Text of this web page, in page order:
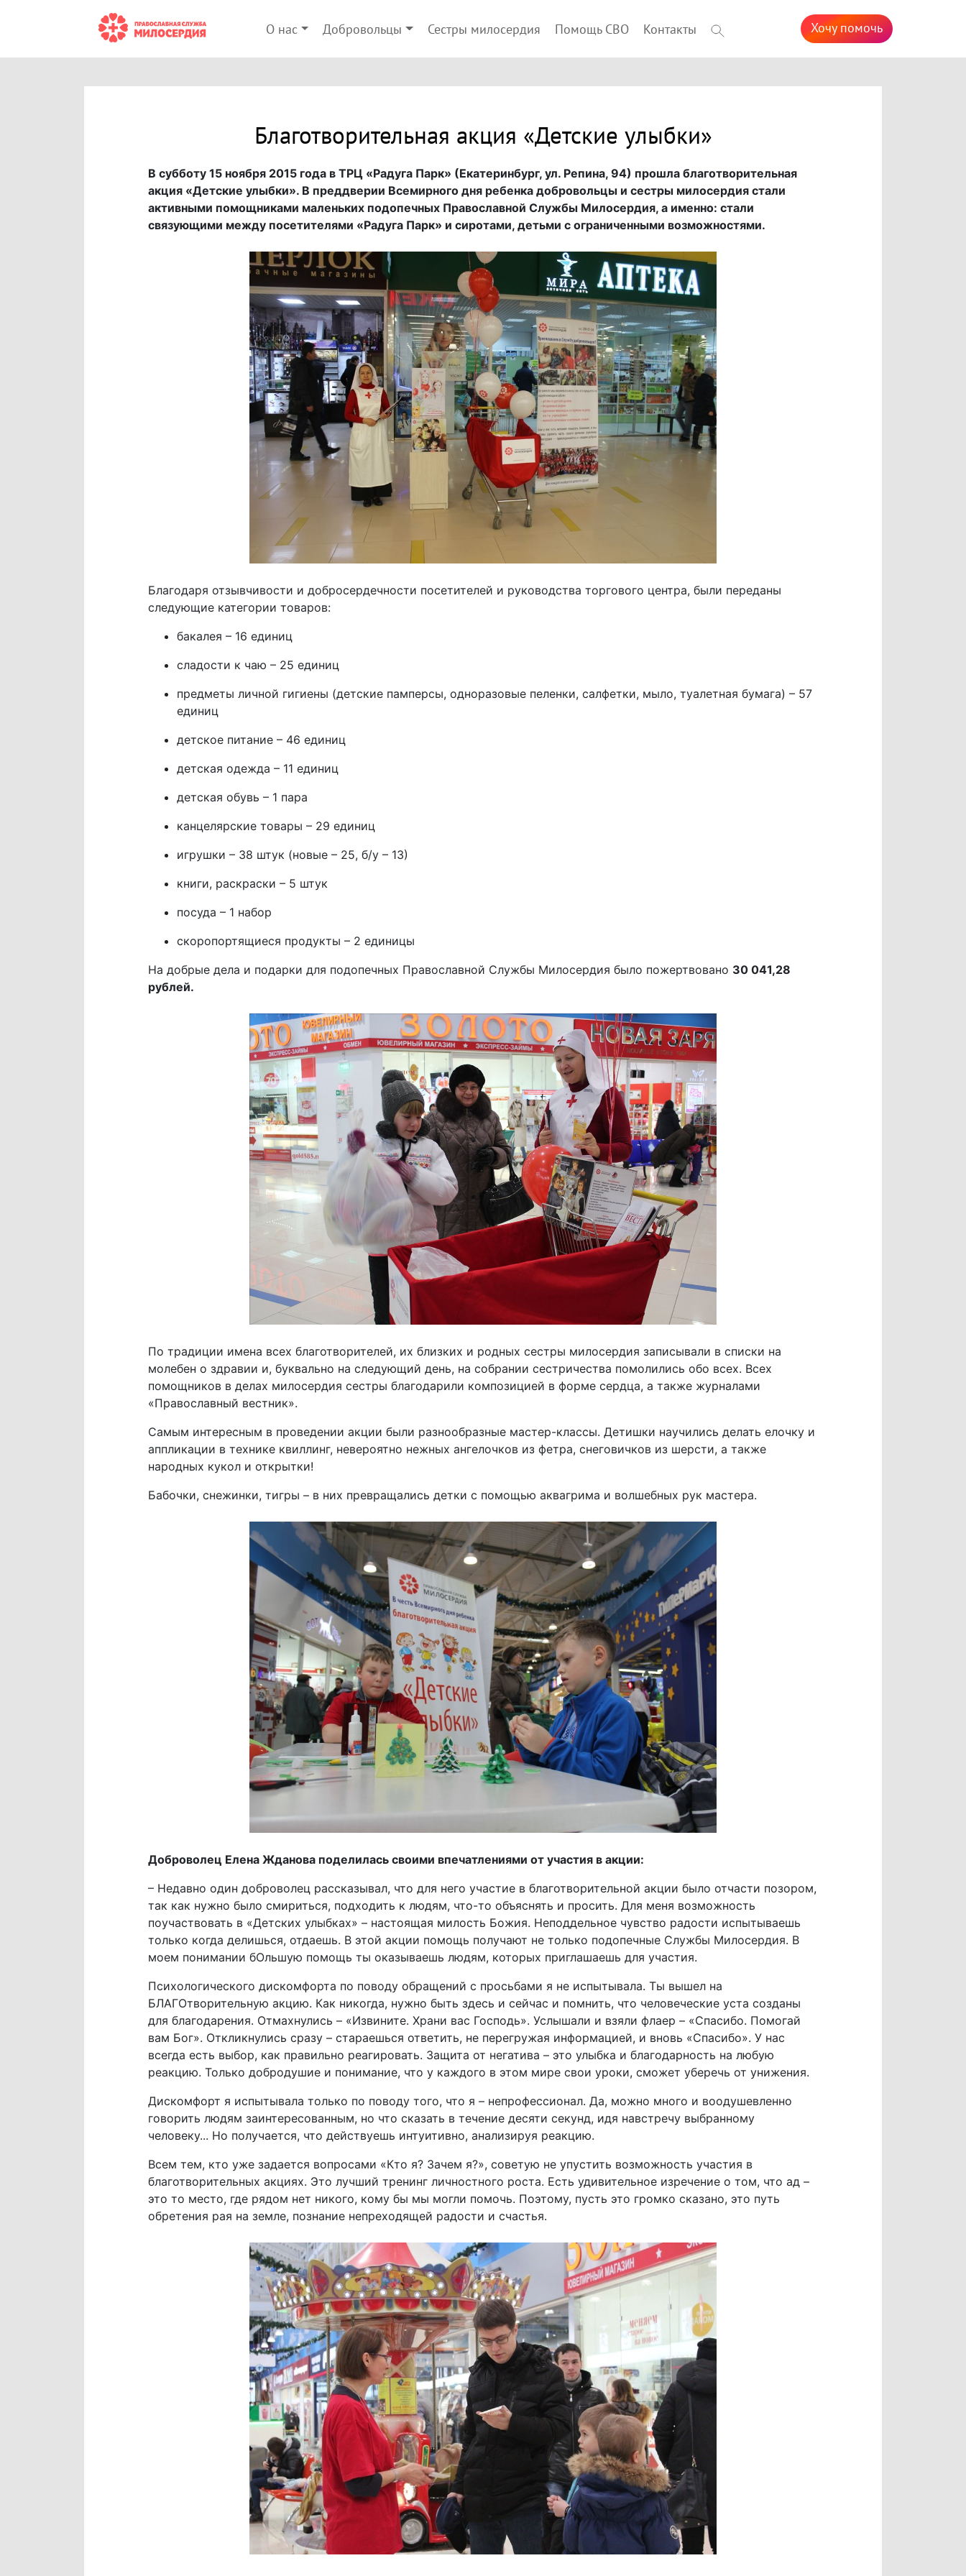
О нас Добровольцы Сестры милосердия Помощь СВО Контакты Хочу помочь
Благотворительная акция «Детские улыбки»
В субботу 15 ноября 2015 года в ТРЦ «Радуга Парк» (Екатеринбург, ул. Репина, 94) прошла благотворительная
акция «Детские улыбки». В преддверии Всемирного дня ребенка добровольцы и сестры милосердия стали
активными помощниками маленьких подопечных Православной Службы Милосердия, а именно: стали
связующими между посетителями «Радуга Парк» и сиротами, детьми с ограниченными возможностями.
Благодаря отзывчивости и добросердечности посетителей и руководства торгового центра, были переданы
следующие категории товаров:
бакалея – 16 единиц
сладости к чаю – 25 единиц
предметы личной гигиены (детские памперсы, одноразовые пеленки, салфетки, мыло, туалетная бумага) – 57
единиц
детское питание – 46 единиц
детская одежда – 11 единиц
детская обувь – 1 пара
канцелярские товары – 29 единиц
игрушки – 38 штук (новые – 25, б/у – 13)
книги, раскраски – 5 штук
посуда – 1 набор
скоропортящиеся продукты – 2 единицы
На добрые дела и подарки для подопечных Православной Службы Милосердия было пожертвовано 30 041,28
рублей.
По традиции имена всех благотворителей, их близких и родных сестры милосердия записывали в списки на
молебен о здравии и, буквально на следующий день, на собрании сестричества помолились обо всех. Всех
помощников в делах милосердия сестры благодарили композицией в форме сердца, а также журналами
«Православный вестник».
Самым интересным в проведении акции были разнообразные мастер-классы. Детишки научились делать елочку и
аппликации в технике квиллинг, невероятно нежных ангелочков из фетра, снеговичков из шерсти, а также
народных кукол и открытки!
Бабочки, снежинки, тигры – в них превращались детки с помощью аквагрима и волшебных рук мастера.
Доброволец Елена Жданова поделилась своими впечатлениями от участия в акции:
– Недавно один доброволец рассказывал, что для него участие в благотворительной акции было отчасти позором,
так как нужно было смириться, подходить к людям, что-то объяснять и просить. Для меня возможность
поучаствовать в «Детских улыбках» – настоящая милость Божия. Неподдельное чувство радости испытываешь
только когда делишься, отдаешь. В этой акции помощь получают не только подопечные Службы Милосердия. В
моем понимании бОльшую помощь ты оказываешь людям, которых приглашаешь для участия.
Психологического дискомфорта по поводу обращений с просьбами я не испытывала. Ты вышел на
БЛАГОтворительную акцию. Как никогда, нужно быть здесь и сейчас и помнить, что человеческие уста созданы
для благодарения. Отмахнулись – «Извините. Храни вас Господь». Услышали и взяли флаер – «Спасибо. Помогай
вам Бог». Откликнулись сразу – стараешься ответить, не перегружая информацией, и вновь «Спасибо». У нас
всегда есть выбор, как правильно реагировать. Защита от негатива – это улыбка и благодарность на любую
реакцию. Только добродушие и понимание, что у каждого в этом мире свои уроки, сможет уберечь от унижения.
Дискомфорт я испытывала только по поводу того, что я – непрофессионал. Да, можно много и воодушевленно
говорить людям заинтересованным, но что сказать в течение десяти секунд, идя навстречу выбранному
человеку... Но получается, что действуешь интуитивно, анализируя реакцию.
Всем тем, кто уже задается вопросами «Кто я? Зачем я?», советую не упустить возможность участия в
благотворительных акциях. Это лучший тренинг личностного роста. Есть удивительное изречение о том, что ад –
это то место, где рядом нет никого, кому бы мы могли помочь. Поэтому, пусть это громко сказано, это путь
обретения рая на земле, познание непреходящей радости и счастья.